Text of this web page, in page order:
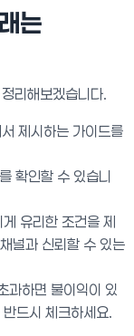
는
리해보겠습니다.
제시하는 가이드를
인할 수 있습니
유리한 조건을 제
널과 신뢰할 수 있는
과하면 불이익이 있
드시 체크하세요.